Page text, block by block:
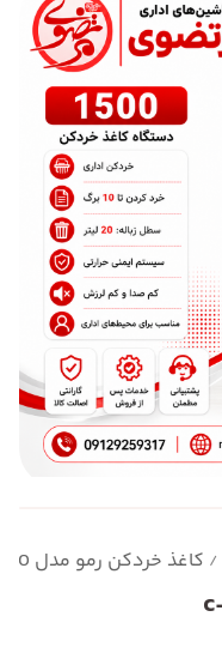
/ کاغذ خردکن رمو مدل c-1500